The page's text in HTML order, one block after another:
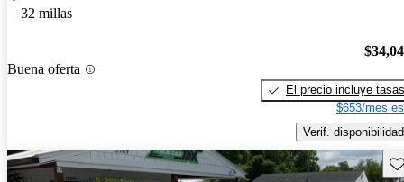
32 millas
Buena oferta
El precio incluye tasas
$653/mes
Verif. disponibilidad